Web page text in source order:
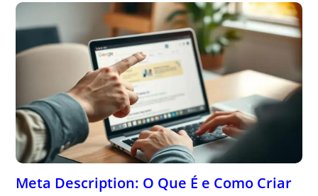
Meta Description: O Que É e Como Criar